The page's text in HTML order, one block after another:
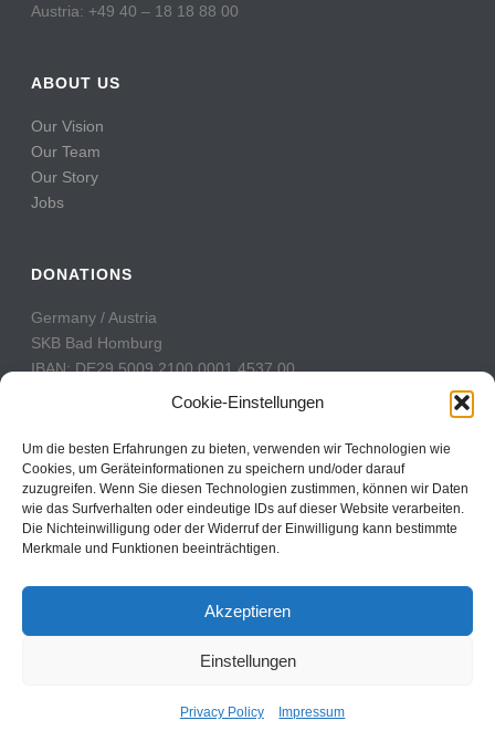
Cookie-Einstellungen
Um die besten Erfahrungen zu bieten, verwenden wir Technologien wie
Cookies, um Geräteinformationen zu speichern und/oder darauf
zuzugreifen. Wenn Sie diesen Technologien zustimmen, können wir Daten
wie das Surfverhalten oder eindeutige IDs auf dieser Website verarbeiten.
Die Nichteinwilligung oder der Widerruf der Einwilligung kann bestimmte
Merkmale und Funktionen beeinträchtigen.
Akzeptieren
Einstellungen
Privacy Policy Impressum
Austria: +49 40 – 18 18 88 00
ABOUT US
Our Vision
Our Team
Our Story
Jobs
DONATIONS
Germany / Austria
SKB Bad Homburg
IBAN: DE29 5009 2100 0001 4537 00
BIC: GENODE51BH2
Switzerland
PostFinance
Konto: 60-742493-7
IBAN: CH31 0900 0000 6074 2493 7
BIC: POFICHBEXXX
Contact